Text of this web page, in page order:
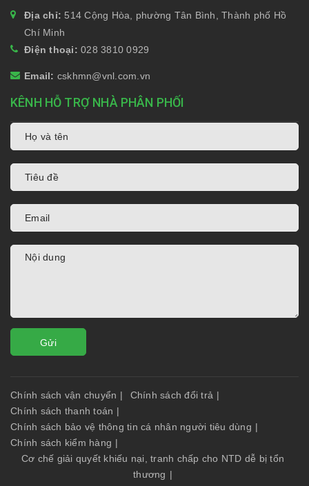
Địa chỉ: 514 Cộng Hòa, phường Tân Bình, Thành phố Hồ
Chí Minh
Điện thoại: 028 3810 0929
Email: cskhmn@vnl.com.vn
KÊNH HỖ TRỢ NHÀ PHÂN PHỐI
Gửi
Chính sách vận chuyển | Chính sách đổi trả |
Chính sách thanh toán |
Chính sách bảo vệ thông tin cá nhân người tiêu dùng |
Chính sách kiểm hàng |
Cơ chế giải quyết khiếu nại, tranh chấp cho NTD dễ bị tổn
thương |